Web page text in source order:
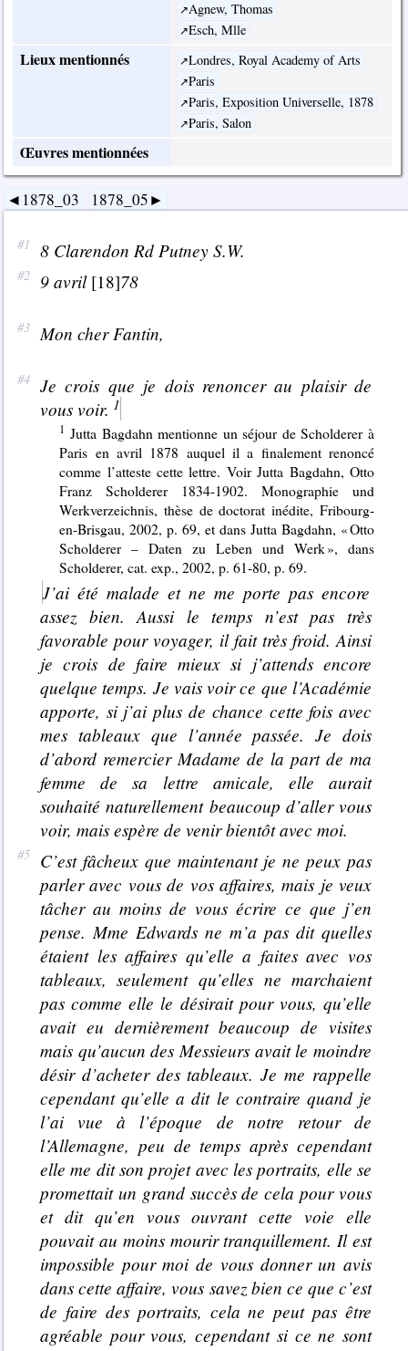
Agnew, Thomas
Esch, Mlle
Lieux mentionnés
Londres, Royal Academy of Arts
Paris
Paris, Exposition Universelle, 1878
Paris, Salon
Œuvres mentionnées
1878_03 1878_05
8 Clarendon Rd Putney S.W.
9 avril [18]78
Mon cher Fantin,
Je crois que je dois renoncer au plaisir de
vous voir.
Jutta Bagdahn mentionne un séjour de Scholderer à
Paris en avril 1878 auquel il a finalement renoncé
comme l’atteste cette lettre. Voir Jutta Bagdahn, Otto
Franz Scholderer 1834-1902. Monographie und
Werkverzeichnis, thèse de doctorat inédite, Fribourg-
en-Brisgau, 2002, p. 69, et dans Jutta Bagdahn, « Otto
Scholderer – Daten zu Leben und Werk », dans
Scholderer, cat. exp., 2002, p. 61-80, p. 69.
J’ai été malade et ne me porte pas encore
assez bien. Aussi le temps n’est pas très
favorable pour voyager, il fait très froid. Ainsi
je crois de faire mieux si j’attends encore
quelque temps. Je vais voir ce que l’Académie
apporte, si j’ai plus de chance cette fois avec
mes tableaux que l’année passée. Je dois
d’abord remercier Madame de la part de ma
femme de sa lettre amicale, elle aurait
souhaité naturellement beaucoup d’aller vous
voir, mais espère de venir bientôt avec moi.
C’est fâcheux que maintenant je ne peux pas
parler avec vous de vos affaires, mais je veux
tâcher au moins de vous écrire ce que j’en
pense. Mme Edwards ne m’a pas dit quelles
étaient les affaires qu’elle a faites avec vos
tableaux, seulement qu’elles ne marchaient
pas comme elle le désirait pour vous, qu’elle
avait eu dernièrement beaucoup de visites
mais qu’aucun des Messieurs avait le moindre
désir d’acheter des tableaux. Je me rappelle
cependant qu’elle a dit le contraire quand je
l’ai vue à l’époque de notre retour de
l’Allemagne, peu de temps après cependant
elle me dit son projet avec les portraits, elle se
promettait un grand succès de cela pour vous
et dit qu’en vous ouvrant cette voie elle
pouvait au moins mourir tranquillement. Il est
impossible pour moi de vous donner un avis
dans cette affaire, vous savez bien ce que c’est
de faire des portraits, cela ne peut pas être
agréable pour vous, cependant si ce ne sont